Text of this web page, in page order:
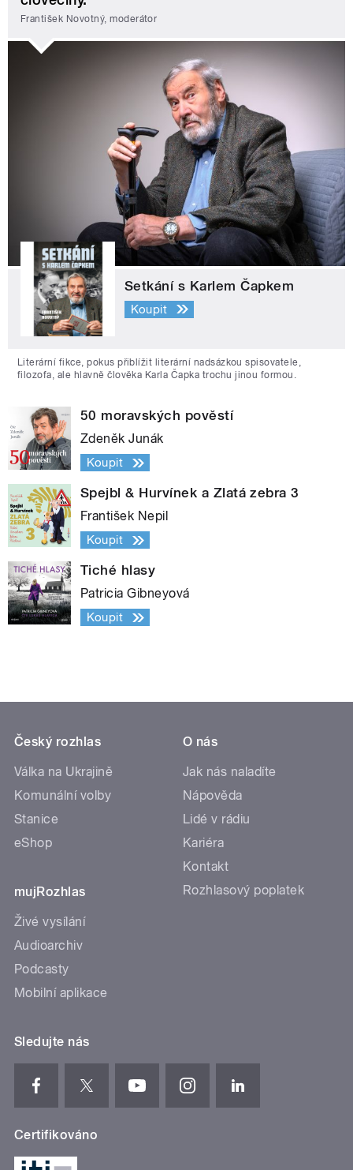
František Novotný, moderátor
Setkání s Karlem Čapkem
Koupit
Literární fikce, pokus přiblížit literární nadsázkou spisovatele,
filozofa, ale hlavně člověka Karla Čapka trochu jinou formou.
50 moravských pověstí
Zdeněk Junák
Koupit
Spejbl & Hurvínek a Zlatá zebra 3
František Nepil
Koupit
Tiché hlasy
Patricia Gibneyová
Koupit
Český rozhlas
Válka na Ukrajině
Komunální volby
Stanice
eShop
mujRozhlas
Živé vysílání
Audioarchiv
Podcasty
Mobilní aplikace
O nás
Jak nás naladíte
Nápověda
Lidé v rádiu
Kariéra
Kontakt
Rozhlasový poplatek
Sledujte nás
Certifikováno